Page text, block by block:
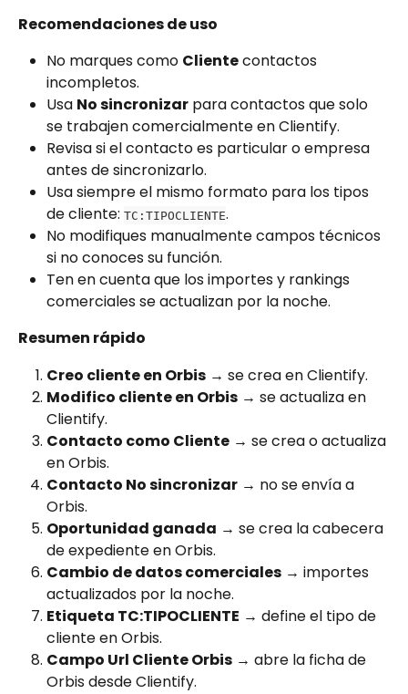
Recomendaciones de uso
No marques como Cliente contactos
incompletos.
Usa No sincronizar para contactos que solo
se trabajen comercialmente en Clientify.
Revisa si el contacto es particular o empresa
antes de sincronizarlo.
Usa siempre el mismo formato para los tipos
de cliente: TC:TIPOCLIENTE.
No modifiques manualmente campos técnicos
si no conoces su función.
Ten en cuenta que los importes y rankings
comerciales se actualizan por la noche.
Resumen rápido
Creo cliente en Orbis → se crea en Clientify.
Modifico cliente en Orbis → se actualiza en
Clientify.
Contacto como Cliente → se crea o actualiza
en Orbis.
Contacto No sincronizar → no se envía a
Orbis.
Oportunidad ganada → se crea la cabecera
de expediente en Orbis.
Cambio de datos comerciales → importes
actualizados por la noche.
Etiqueta TC:TIPOCLIENTE → define el tipo de
cliente en Orbis.
Campo Url Cliente Orbis → abre la ficha de
Orbis desde Clientify.